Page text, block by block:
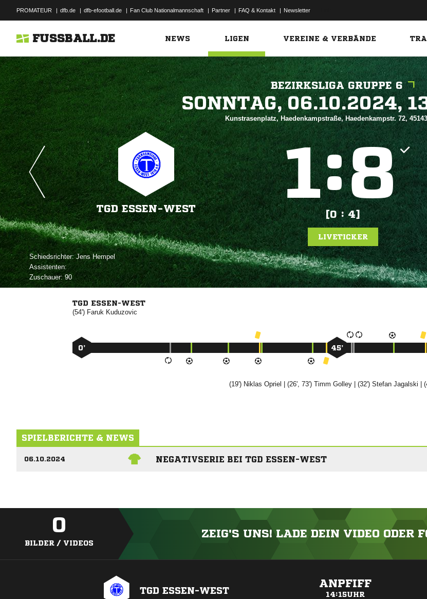
PROMATEUR | dfb.de | dfb-efootball.de | Fan Club Nationalmannschaft | Partner | FAQ & Kontakt | Newsletter
FUSSBALL.DE NEWS LIGEN VEREINE & VERBÄNDE
BEZIRKSLIGA GRUPPE 6
 
Kunstrasenplatz, Haedenkampstraße, Haedenkampstr. 72,
TGD ESSEN-WEST
:
[0 : 4]
LIVETICKER
Schiedsrichter: 
Assistenten:
Zuschauer:90
TGD ESSEN-WEST
(54') 
0’ 45’
(19')   | (26', 73')  | (32')  |
SPIELBERICHTE & NEWS
06.10.2024 NEGATIVSERIE BEI TGD ESSEN-WEST
0
BILDER / VIDEOS
ZEIG'S UNS! LADE DEIN VIDEO ODER
TGD ESSEN-WEST
ANPFIFF
14:15UHR